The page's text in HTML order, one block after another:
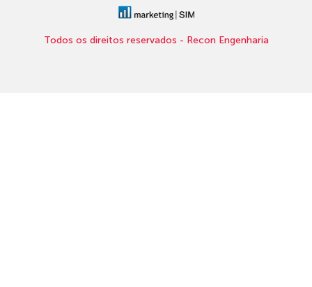
Todos os direitos reservados - Recon Engenharia